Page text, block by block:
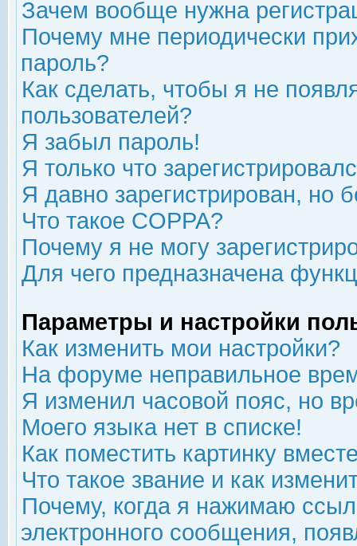
Зачем вообще нужна
Почему мне периодически
пароль?
Как сделать, чтобы я не
пользователей?
Я забыл пароль!
Я только что
Я давно зарегистрирован, но
Что такое COPPA?
Почему я не могу
Для чего предназначена
Параметры и настройки
Как изменить мои настройки?
На форуме неправильное
Я изменил часовой пояс, но
Моего языка нет в списке!
Как поместить картинку
Что такое звание и как
Почему, когда я нажимаю
электронного сообщения,